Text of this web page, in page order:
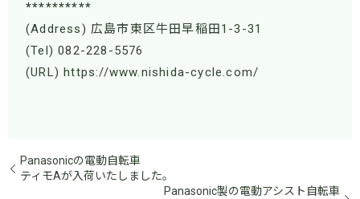
**********
(Address) 広島市東区牛田早稲田1-3-31
(Tel) 082-228-5576
(URL) https://www.nishida-cycle.com/
Panasonicの電動自転車
ティモAが入荷いたしました。
Panasonic製の電動アシスト自転車